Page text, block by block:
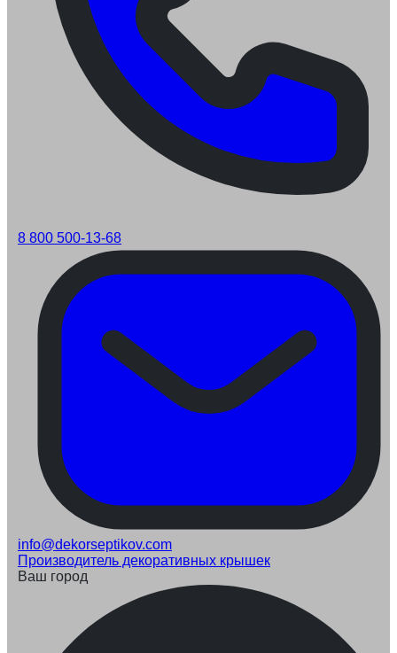
8 800 500-13-68
info@dekorseptikov.com
Производитель декоративных крышек
Ваш город